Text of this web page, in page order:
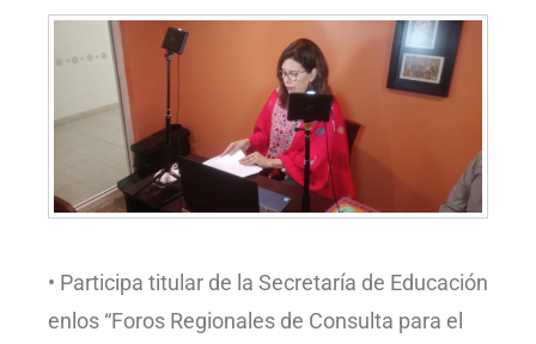
• Participa titular de la Secretaría de Educación
enlos “Foros Regionales de Consulta para el